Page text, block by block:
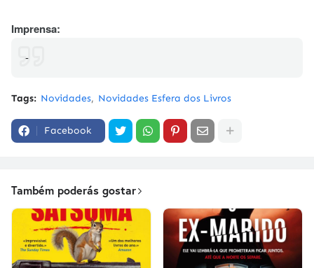
Imprensa:
-
Tags: Novidades Novidades Esfera dos Livros
Facebook
Também poderás gostar